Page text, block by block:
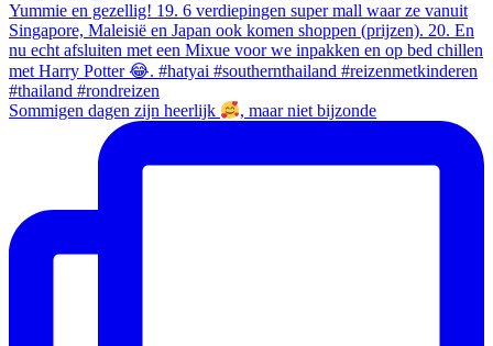
Sommigen dagen zijn heerlijk , maar niet bijzonde